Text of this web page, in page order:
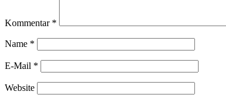
Kommentar *
Name *
E-Mail *
Website